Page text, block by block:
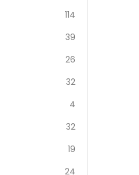
114
39
26
32
4
32
19
24